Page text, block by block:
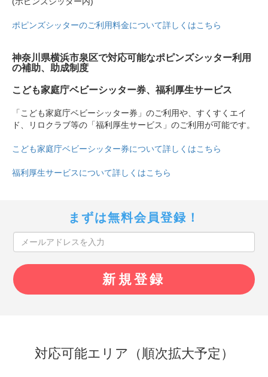
ポピンズシッターのご利用料金について詳しくはこちら
神奈川県横浜市泉区で対応可能なポピンズシッター利用
の補助、助成制度
こども家庭庁ベビーシッター券、福利厚生サービス
「こども家庭庁ベビーシッター券」のご利用や、すくすくエイ
ド、リロクラブ等の「福利厚生サービス」のご利用が可能です。
こども家庭庁ベビーシッター券について詳しくはこちら
福利厚生サービスについて詳しくはこちら
まずは無料会員登録！
対応可能エリア（順次拡大予定）